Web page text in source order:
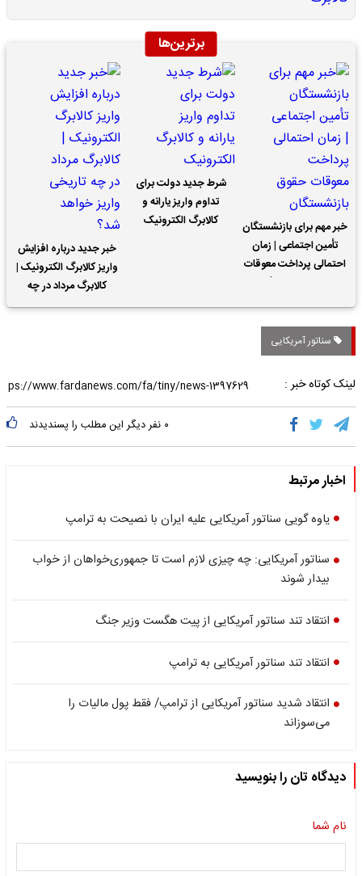
برترین‌ها
خبر مهم برای بازنشستگان
تأمین اجتماعی | زمان
احتمالی پرداخت معوقات
شرط جدید دولت برای
تداوم واریز یارانه و
کالابرگ الکترونیک
خبر جدید درباره افزایش
واریز کالابرگ الکترونیک |
کالابرگ مرداد در چه
تاریخی واریز خواهد شد؟
سناتور آمریکایی
لینک کوتاه خبر :
۰ نفر دیگر این مطلب را پسندیدند
اخبار مرتبط
یاوه گویی سناتور آمریکایی علیه ایران با نصیحت به ترامپ
سناتور آمریکایی: چه چیزی لازم است تا جمهوری‌خواهان از خواب
بیدار شوند
انتقاد تند سناتور آمریکایی از پیت هگست وزیر جنگ
انتقاد تند سناتور آمریکایی به ترامپ
انتقاد شدید سناتور آمریکایی از ترامپ/ فقط پول مالیات را
می‌سوزاند
دیدگاه تان را بنویسید
نام شما